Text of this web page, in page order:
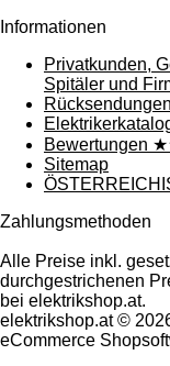
Informationen
Privatkunden,
Spitäler und
Rücksendungen
Sitemap
Zahlungsmethoden
Alle Preise inkl.
durchgestrichenen
bei elektrikshop.at.
elektrikshop.at ©
eCommerce